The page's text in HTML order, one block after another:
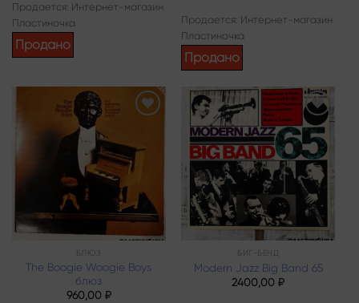
Продается: Интернет-магазин
Пластиночка
Продано
Продается: Интернет-магазин
Пластиночка
Продано
БЛЮЗ
The Boogie Woogie Boys
блюз
960,00 ₽
Add to
wishlist
БИГ-БЕНД
Modern Jazz Big Band 65
2400,00₽